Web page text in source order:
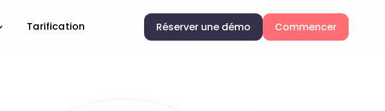
Tarification Réserver une démo Commencer